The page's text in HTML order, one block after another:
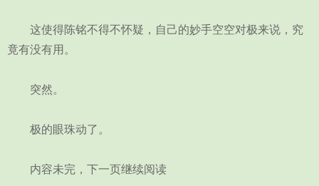
这使得陈铭不得不怀疑，自己的妙手空空对极来说，究
竟有没有用。
突然。
极的眼珠动了。
内容未完，下一页继续阅读